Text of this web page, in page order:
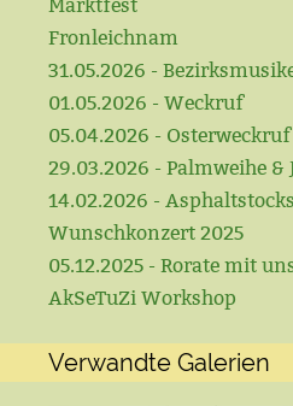
Marktfest
Fronleichnam
31.05.2026 -
01.05.2026 - Weckruf
05.04.2026 - Osterweckruf
29.03.2026 - Palmweihe
14.02.2026 -
Wunschkonzert 2025
05.12.2025 - Rorate mit
AkSeTuZi Workshop
Verwandte Galerien